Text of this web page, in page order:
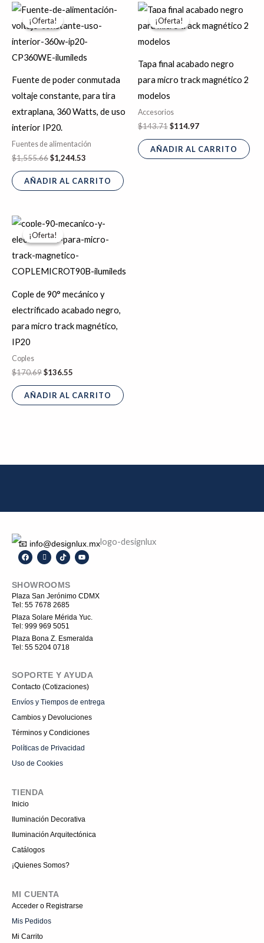
¡Oferta!
¡Oferta!
Fuente de poder conmutada
voltaje constante, para tira
extraplana, 360 Watts, de uso
interior IP20.
Fuentes de alimentación
$1,555.66
El
precio
original
$1,555.66.
$1,244.53
El
precio
actual
$1,244.53.
AÑADIR AL CARRITO
¡Oferta!
¡Oferta!
Tapa final acabado negro
para micro track magnético 2
modelos
Accesorios
$143.71
El
precio
original
$143.71.
$114.97
El
precio
actual
AÑADIR AL CARRITO
¡Oferta!
¡Oferta!
Cople de 90° mecánico y
electrificado acabado negro,
para micro track magnético,
IP20
Coples
$170.69
El
precio
original
$170.69.
$136.55
El
precio
actual
$136.55.
AÑADIR AL CARRITO
📧 info@designlux.mx
F
a
b
o
o
k
I
c
-
i
n
s
t
a
g
r
a
m
T
i
o
k
Y
o
b
e
SHOWROOMS
Plaza San Jerónimo CDMX
Tel: 55 7678 2685
Plaza Solare Mérida Yuc.
Tel: 999 969 5051
Plaza Bona Z. Esmeralda
Tel: 55 5204 0718
SOPORTE Y AYUDA
Contacto (Cotizaciones)
Envíos y Tiempos de entrega
Cambios y Devoluciones
Términos y Condiciones
Políticas de Privacidad
Uso de Cookies
TIENDA
Inicio
Iluminación Decorativa
Iluminación Arquitectónica
Catálogos
¡Quienes Somos?
MI CUENTA
Acceder o Registrarse
Mis Pedidos
Mi Carrito